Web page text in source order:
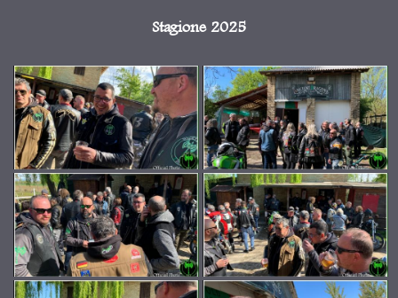
Stagione 2025